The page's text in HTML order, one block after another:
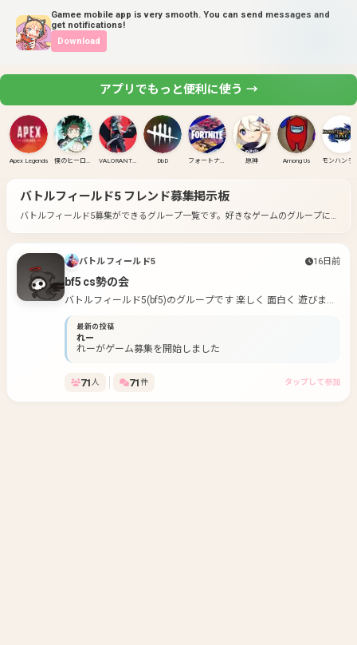
Gamee mobile app is very smooth. You can send messages and
get notifications!
Download
アプリでもっと便利に使う →
Apex Legends 僕のヒーローアカデミア ULTRA RUMBLE VALORANT(PC) DbD フォートナイト 原神 Among Us
バトルフィールド5フレンド募集掲示板
バトルフィールド5募集ができるグループ一覧です。 好きなゲームのグループに
バトルフィールド5 16日前
bf5 cs勢の会
バトルフィールド5(bf5)のグループです 楽しく 面白く 遊びまし
ょう (悲報:bf5の募集少なすぎ泣😭) ※荒らしや勧誘はお控えく
ださい
最新の投稿
れー
れーがゲーム募集を開始しました
71 人 71件 タップして参加